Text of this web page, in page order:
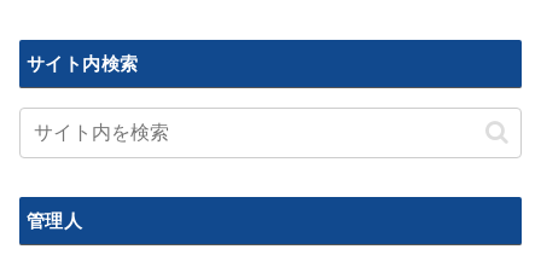
サイト内検索
管理人